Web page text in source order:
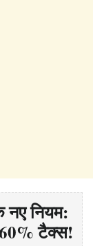
नियम:
टैक्स!